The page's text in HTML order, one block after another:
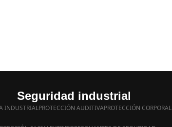
Seguridad industrial
INDUSTRIALPROTECCIÓN AUDITIVAPROTECCIÓN CORPORAL